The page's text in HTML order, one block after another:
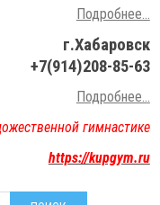
Подробнее...
г.Хабаровск
+7(914)208-85-63
Подробнее..
гимнастике
https://kupgym.ru